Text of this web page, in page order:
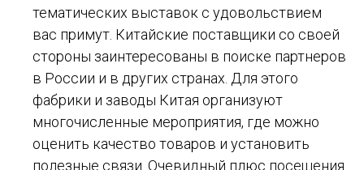
тематических выставок с удовольствием
вас примут. Китайские поставщики со своей
стороны заинтересованы в поиске партнеров
в России и в других странах. Для этого
фабрики и заводы Китая организуют
многочисленные мероприятия, где можно
оценить качество товаров и установить
полезные связи. Очевидный плюс посещения